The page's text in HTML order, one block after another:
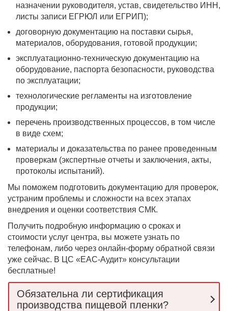
назначении руководителя, устав, свидетельство ИНН,
листы записи ЕГРЮЛ или ЕГРИП);
договорную документацию на поставки сырья,
материалов, оборудования, готовой продукции;
эксплуатационно-техническую документацию на
оборудование, паспорта безопасности, руководства
по эксплуатации;
технологические регламенты на изготовление
продукции;
перечень производственных процессов, в том числе
в виде схем;
материалы и доказательства по ранее проведенным
проверкам (экспертные отчеты и заключения, акты,
протоколы испытаний).
Мы поможем подготовить документацию для проверок,
устраним проблемы и сложности на всех этапах
внедрения и оценки соответствия СМК.
Получить подробную информацию о сроках и
стоимости услуг центра, вы можете узнать по
телефонам, либо через онлайн-форму обратной связи
уже сейчас. В ЦС «ЕАС-Аудит» консультации
бесплатные!
Обязательна ли сертификация
производства пищевой пленки?